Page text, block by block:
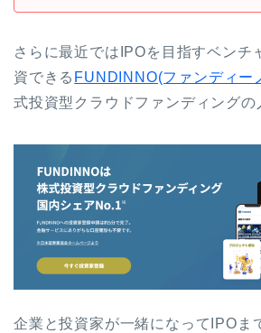
さらに最近ではIPOを目指すベンチ
資できる FUNDINNO(ファンディー
式投資型クラウドファンディングの
企業と投資家が一緒になってIPOま